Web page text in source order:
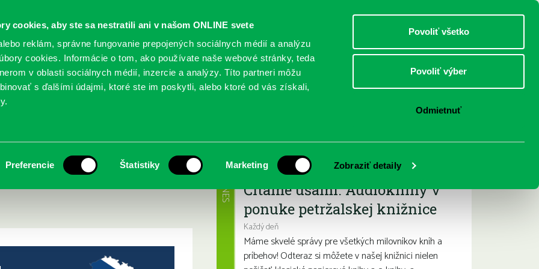
cookies, aby ste sa nestratili ani v našom ONLINE svete
reklám, správne fungovanie prepojených sociálnych médií a analýzu
cookies. Informácie o tom, ako používate naše webové stránky, teda
v oblasti sociálnych médií, inzercie a analýzy. Títo partneri môžu
s ďalšími údajmi, ktoré ste im poskytli, alebo ktoré od vás získali,
Preferencie Štatistiky Marketing Zobraziť detaily
Povoliť všetko
Povoliť výber
Odmietnuť
DOSPELÍ
SLUŽBY PODUJATIA POBOČKY O KNIŽNICI
MIESTA!
očami
Najbližšie podujatia
Čítame ušami. Audioknihy v
ponuke petržalskej knižnice
Každý deň
Máme skvelé správy pre všetkých milovníkov kníh a
príbehov! Odteraz si môžete v našej knižnici nielen
DNES